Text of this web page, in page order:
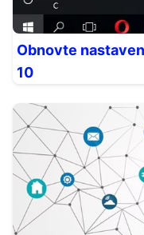
Obnovte
10